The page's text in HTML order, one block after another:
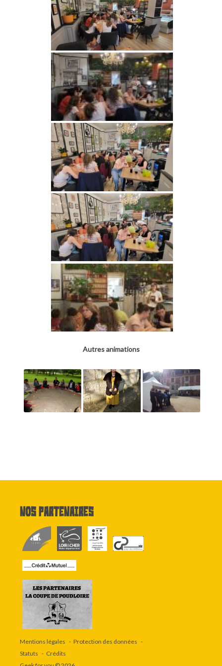
Autres animations
Nos partenaires
Mentions légales
Protection des données
Statuts
Crédits